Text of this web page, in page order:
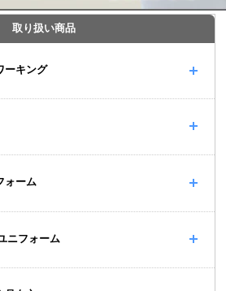
取り扱い商品
ーキング
ォーム
ニフォーム